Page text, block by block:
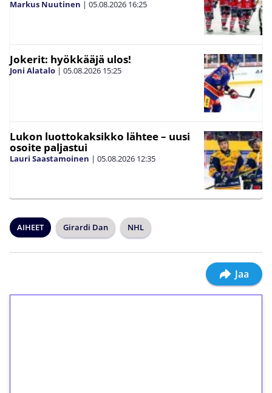
Markus Nuutinen | 05.08.2026 16:25
Jokerit: hyökkääjä ulos!
Joni Alatalo | 05.08.2026 15:25
Lukon luottokaksikko lähtee – uusi
osoite paljastui
Lauri Saastamoinen | 05.08.2026 12:35
AIHEET Girardi Dan NHL
Jaa